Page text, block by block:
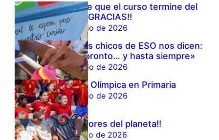
Antes de que el curso termine del
todo…:¡¡GRACIAS!!
19 de junio de 2026
Nuestros chicos de ESO nos dicen:
«hasta pronto… y hasta siempre»
19 de junio de 2026
Semana Olímpica en Primaria
18 de junio de 2026
¡¡Ecohérores del planeta!!
17 de junio de 2026